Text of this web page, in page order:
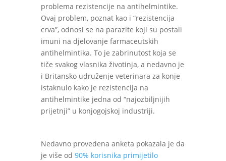
problema rezistencije na antihelmintike.
Ovaj problem, poznat kao i “rezistencija
crva”, odnosi se na parazite koji su postali
imuni na djelovanje farmaceutskih
antihelmintika. To je zabrinutost koja se
tiče svakog vlasnika životinja, a nedavno je
i Britansko udruženje veterinara za konje
istaknulo kako je rezistencija na
antihelmintike jedna od “najozbiljnijih
prijetnji” u konjogojskoj industriji.
Nedavno provedena anketa pokazala je da
je više od 90% korisnika primijetilo